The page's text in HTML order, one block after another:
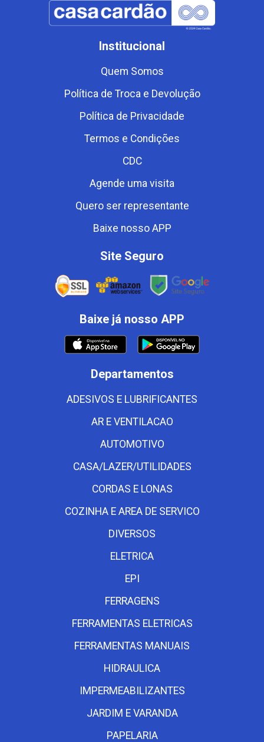
Institucional
Quem Somos
Política de Troca e Devolução
Política de Privacidade
Termos e Condições
CDC
Agende uma visita
Quero ser representante
Baixe nosso APP
Site Seguro
Baixe já nosso APP
Departamentos
ADESIVOS E LUBRIFICANTES
AR E VENTILACAO
AUTOMOTIVO
CASA/LAZER/UTILIDADES
CORDAS E LONAS
COZINHA E AREA DE SERVICO
DIVERSOS
ELETRICA
EPI
FERRAGENS
FERRAMENTAS ELETRICAS
FERRAMENTAS MANUAIS
HIDRAULICA
IMPERMEABILIZANTES
JARDIM E VARANDA
PAPELARIA